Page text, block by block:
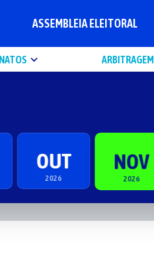
ASSEMBLEIA ELEITORAL
ARBITRAGEM
OUT
2026
NOV
2026